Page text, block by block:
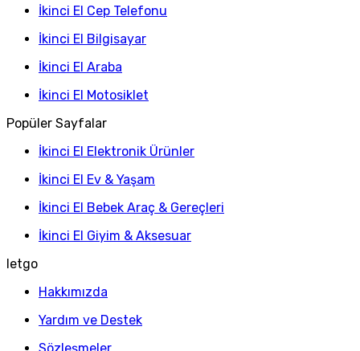
İkinci El Cep Telefonu
İkinci El Bilgisayar
İkinci El Araba
İkinci El Motosiklet
Popüler Sayfalar
İkinci El Elektronik Ürünler
İkinci El Ev & Yaşam
İkinci El Bebek Araç & Gereçleri
İkinci El Giyim & Aksesuar
letgo
Hakkımızda
Yardım ve Destek